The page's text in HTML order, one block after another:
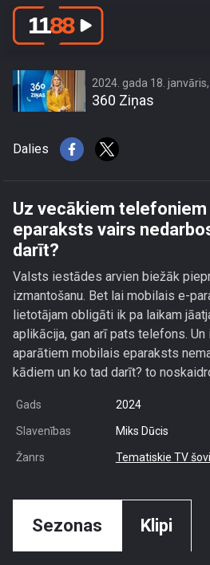
Uz vecākiem
2024. gada 18.
360 Ziņas
Dalies
Uz vecākiem
eparaksts vairs
darīt?
Valsts iestādes arvien biežāk
izmantošanu. Bet lai mobilais e-
lietotājam obligāti ik pa laikam
aplikācija, gan arī pats telefons.
aparātiem mobilais eparaksts
kādiem un ko tad darīt? to
Gads 2024
Slavenības Miks Dūcis
Žanrs Tematiskie TV šovi
Sezonas Klipi